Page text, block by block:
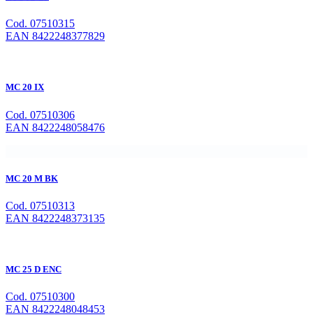
Cod. 07510315
EAN 8422248377829
MC 20 IX
Cod. 07510306
EAN 8422248058476
MC 20 M BK
Cod. 07510313
EAN 8422248373135
MC 25 D ENC
Cod. 07510300
EAN 8422248048453